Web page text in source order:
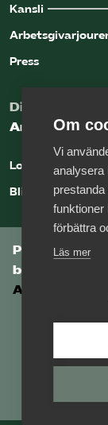
Kansli
Press
Digital
Logga in
Bli medlem
Prenumerera
Aktuell info
Om
Vi
analysera
funktioner
förbättra
Läs mer